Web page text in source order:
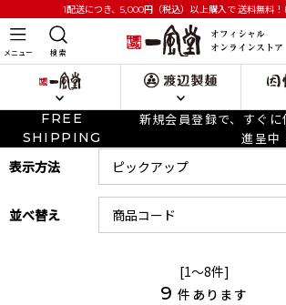
1配送につき、5,000円 （税込）以上購入で送料無料
メニュー 検 索
FREE
SHIPPING
新規会員登録で、すぐ
進呈中
表示方法
並べ替え
[1～8件]
9 件あります